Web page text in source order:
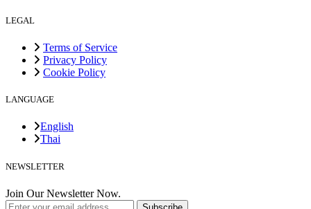
LEGAL
Terms of Service
Privacy Policy
Cookie Policy
LANGUAGE
English
Thai
NEWSLETTER
Join Our Newsletter Now.